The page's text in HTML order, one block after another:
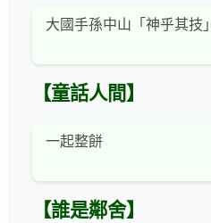
大國手孫中山「神乎其技」
【童話人間】
一起整餅
【誰是鄰舍】